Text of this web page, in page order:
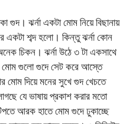
গুদ। ঝর্না একটা মোম নিয়ে বিছানায়
শব্দ হলো। কিন্তু ঝর্না কোন
চিকন। ঝর্না উঠে ৩ টা একসাথে
মোম গুলো গুদে সেট করে আস্তে
মোম দিয়ে মনের সুখে গুদ খেচতে
যে ভাষায় প্রকাশ করার মতো
আরক হাতে মোম গুদে ঢুকাচ্ছে